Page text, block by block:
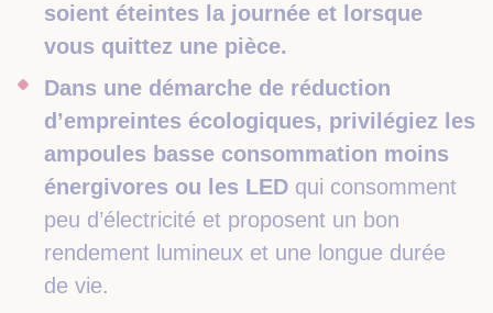
soient éteintes la journée et lorsque
vous quittez une pièce.
Dans une démarche de réduction
d’empreintes écologiques, privilégiez les
ampoules basse consommation moins
énergivores ou les LED qui consomment
peu d’électricité et proposent un bon
rendement lumineux et une longue durée
de vie.